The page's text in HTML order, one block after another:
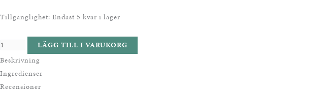
Tillgänglighet: Endast 5 kvar i lager
LÄGG TILL I VARUKORG
Beskrivning
Ingredienser
Recensioner